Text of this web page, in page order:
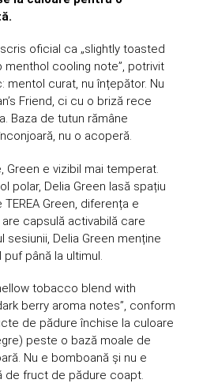
oficial ca „slightly toasted
cooling note”, potrivit
mentol curat, nu înțepător. Nu
Friend, ci cu o briză rece
Baza de tutun rămâne
nu o acoperă.
Green e vizibil mai temperat.
polar, Delia Green lasă spațiu
Green, diferența e
are capsulă activabilă care
sesiunii, Delia Green menține
până la ultimul.
tobacco blend with
berry aroma notes”, conform
de pădure închise la culoare
peste o bază moale de
Nu e bomboană și nu e
de fruct de pădure coapt.